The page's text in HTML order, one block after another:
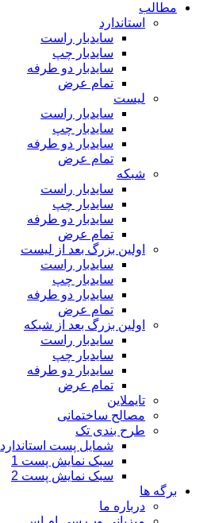
مطالب
استاندارد
سایدبار راست
سایدبار چپ
سایدبار دو طرفه
تمام عرض
لیست
سایدبار راست
سایدبار چپ
سایدبار دو طرفه
تمام عرض
شبکه
سایدبار راست
سایدبار چپ
سایدبار دو طرفه
تمام عرض
اولین بزرگ بعد از لیست
سایدبار راست
سایدبار چپ
سایدبار دو طرفه
تمام عرض
اولین بزرگ بعد از شبکه
سایدبار راست
سایدبار چپ
سایدبار دو طرفه
تمام عرض
تایملاین
مصالح ساختمانی
طرح بندی تک
شمایل پست استاندارد
سبک نمایش پست 1
سبک نمایش پست 2
برگه ها
درباره ما